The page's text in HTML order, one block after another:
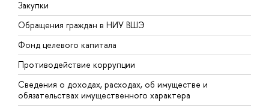
Закупки
Обращения граждан в НИУ ВШЭ
Фонд целевого капитала
Противодействие коррупции
Сведения о доходах, расходах, об имуществе и
обязательствах имущественного характера